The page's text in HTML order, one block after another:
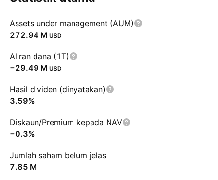
Assets under management (AUM)
‪272.94 M‬ USD
Aliran dana (1T)
‪−29.49 M‬ USD
Hasil dividen (dinyatakan)
3.59%
Diskaun/Premium kepada NAV
−0.3%
Jumlah saham belum jelas
‪7.85 M‬